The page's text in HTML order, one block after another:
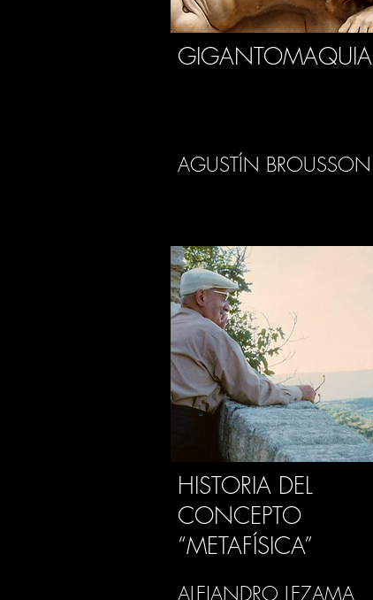
GIGANTOMAQUIA
AGUSTÍN BROUSSON
HISTORIA DEL
CONCEPTO
“METAFÍSICA”
ALEJANDRO LEZAMA